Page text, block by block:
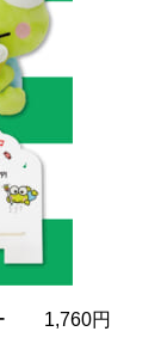
ー 1,760円